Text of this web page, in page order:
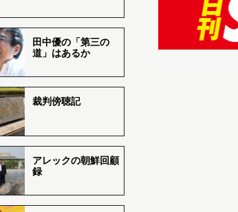
田中優の「第三の
道」はあるか
裁判傍聴記
アレックの朝鮮回顧
録